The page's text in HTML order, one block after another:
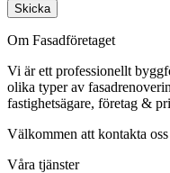
Skicka
Om Fasadföretaget
Vi är ett professionellt
olika typer av
fastighetsägare, företag &
Välkommen att kontakta
Våra tjänster